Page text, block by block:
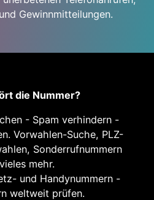
Gewinnmitteilungen.
die Nummer?
- Spam verhindern -
Vorwahlen-Suche, PLZ-
Sonderrufnummern
mehr.
und Handynummern -
weltweit prüfen.